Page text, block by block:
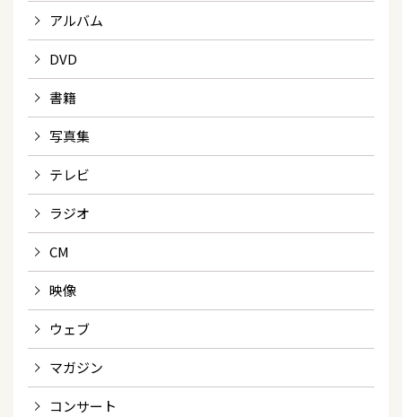
アルバム
DVD
書籍
写真集
テレビ
ラジオ
CM
映像
ウェブ
マガジン
コンサート